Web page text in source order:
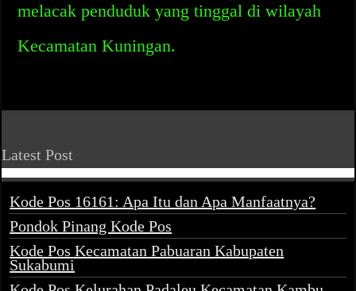
melacak penduduk yang tinggal di wilayah
Kecamatan Kuningan.
Latest Post
Kode Pos 16161: Apa Itu dan Apa Manfaatnya?
Pondok Pinang Kode Pos
Kode Pos Kecamatan Pabuaran Kabupaten
Sukabumi